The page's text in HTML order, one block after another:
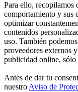
Para ello, recopilamos
comportamiento y sus
optimizar
contenidos
uso. También
proveedores externos
publicidad online, sólo
Antes de dar tu
nuestro Aviso de